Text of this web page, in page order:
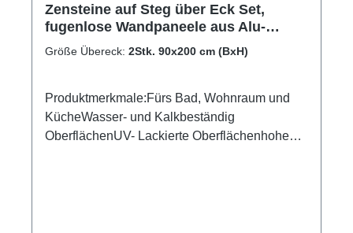
Zensteine auf Steg über Eck Set,
fugenlose Wandpaneele aus Alu-
Verbund 3mm, Duschrückwand
Größe Übereck: 2Stk. 90x200 cm (BxH)
Produktmerkmale:Fürs Bad, Wohnraum und
KücheWasser- und Kalkbeständig
OberflächenUV- Lackierte Oberflächenhohe